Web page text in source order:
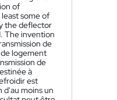
of
some of
the deflector
The invention
de
logement
de
à
est
d'au moins un